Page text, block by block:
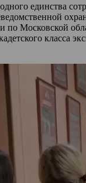
единства
по Московской
класса